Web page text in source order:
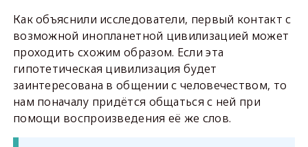
Как объяснили исследователи, первый контакт с
возможной инопланетной цивилизацией может
проходить схожим образом. Если эта
гипотетическая цивилизация будет
заинтересована в общении с человечеством, то
нам поначалу придётся общаться с ней при
помощи воспроизведения её же слов.